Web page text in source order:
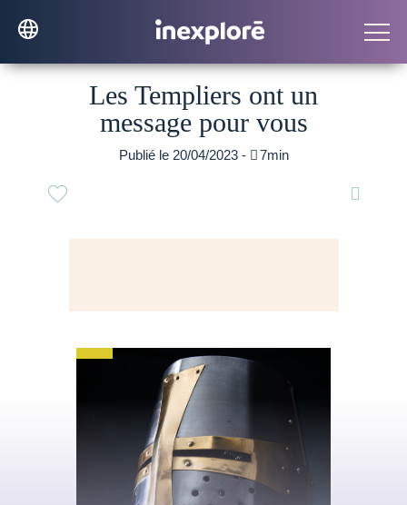
Les Templiers ont un
message pour vous
Publié le 20/04/2023 - 7min
